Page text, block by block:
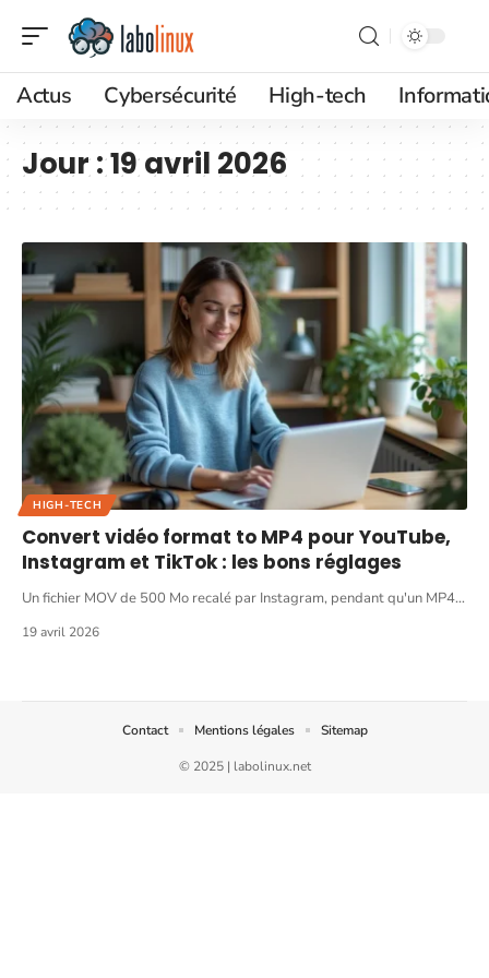
Actus Cybersécurité High-tech
Jour :19 avril 2026
HIGH-TECH
Convert vidéo format to MP4 pour YouTube,
Instagram et TikTok : les bons réglages
Un fichier MOV de 500 Mo recalé par Instagram, pendant qu'un MP4…
19 avril 2026
© 2025 | labolinux.net
Contact Mentions légales Sitemap